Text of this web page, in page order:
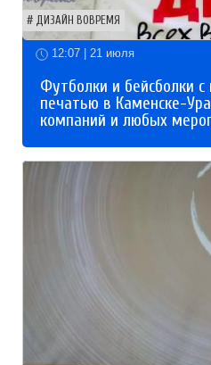
ДИЗАЙН ВОВРЕМЯ
12:07 | 21 июля
Футболки и бейсболки
печатью в Каменске-
компаний и любых